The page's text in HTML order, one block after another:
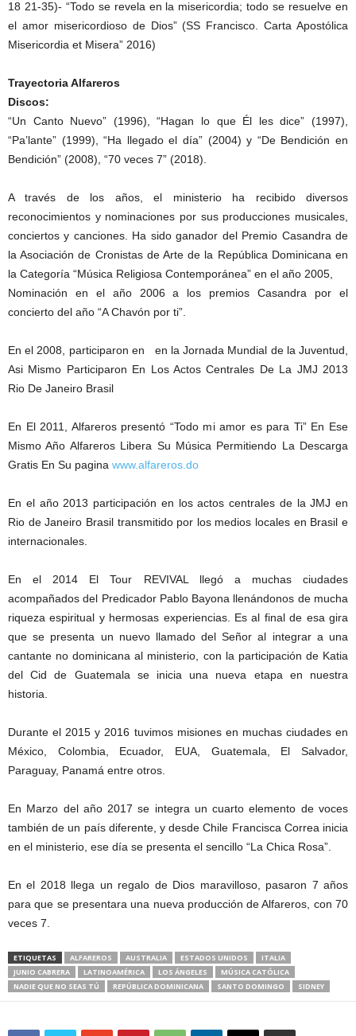
18 21-35)- “Todo se revela en la misericordia; todo se resuelve en
el amor misericordioso de Dios” (SS Francisco. Carta Apostólica
Misericordia et Misera” 2016)
Trayectoria Alfareros
Discos:
“Un Canto Nuevo” (1996), “Hagan lo que Él les dice” (1997),
“Pa’lante” (1999), “Ha llegado el día” (2004) y “De Bendición en
Bendición” (2008), “70 veces 7” (2018).
A través de los años, el ministerio ha recibido diversos
reconocimientos y nominaciones por sus producciones musicales,
conciertos y canciones. Ha sido ganador del Premio Casandra de
la Asociación de Cronistas de Arte de la República Dominicana en
la Categoría “Música Religiosa Contemporánea” en el año 2005,
Nominación en el año 2006 a los premios Casandra por el
concierto del año “A Chavón por ti”.
En el 2008, participaron en en la Jornada Mundial de la Juventud,
Asi Mismo Participaron En Los Actos Centrales De La JMJ 2013
Rio De Janeiro Brasil
En El 2011, Alfareros presentó “Todo mi amor es para Ti” En Ese
Mismo Año Alfareros Libera Su Música Permitiendo La Descarga
Gratis En Su pagina www.alfareros.do
En el año 2013 participación en los actos centrales de la JMJ en
Rio de Janeiro Brasil transmitido por los medios locales en Brasil e
internacionales.
En el 2014 El Tour REVIVAL llegó a muchas ciudades
acompañados del Predicador Pablo Bayona llenándonos de mucha
riqueza espiritual y hermosas experiencias. Es al final de esa gira
que se presenta un nuevo llamado del Señor al integrar a una
cantante no dominicana al ministerio, con la participación de Katia
del Cid de Guatemala se inicia una nueva etapa en nuestra
historia.
Durante el 2015 y 2016 tuvimos misiones en muchas ciudades en
México, Colombia, Ecuador, EUA, Guatemala, El Salvador,
Paraguay, Panamá entre otros.
En Marzo del año 2017 se integra un cuarto elemento de voces
también de un país diferente, y desde Chile Francisca Correa inicia
en el ministerio, ese día se presenta el sencillo “La Chica Rosa”.
En el 2018 llega un regalo de Dios maravilloso, pasaron 7 años
para que se presentara una nueva producción de Alfareros, con 70
veces 7.
ETIQUETAS ALFAREROS AUSTRALIA ESTADOS UNIDOS
ITALIA
JUNIO CABRERA
LATINOAMÉRICA LOS ÁNGELES
MÚSICA CATÓLICA
NADIE QUE NO SEAS TÚ
REPÚBLICA DOMINICANA SANTO DOMINGO SIDNEY